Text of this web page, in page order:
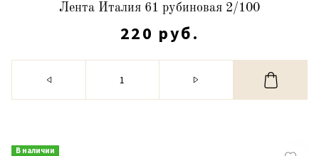
Лента Италия 61 рубиновая 2/100
220 руб.
В наличии